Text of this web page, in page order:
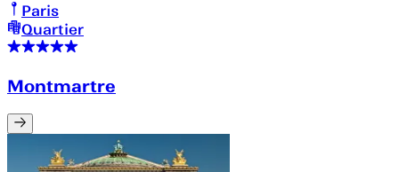
Paris
Quartier
Montmartre